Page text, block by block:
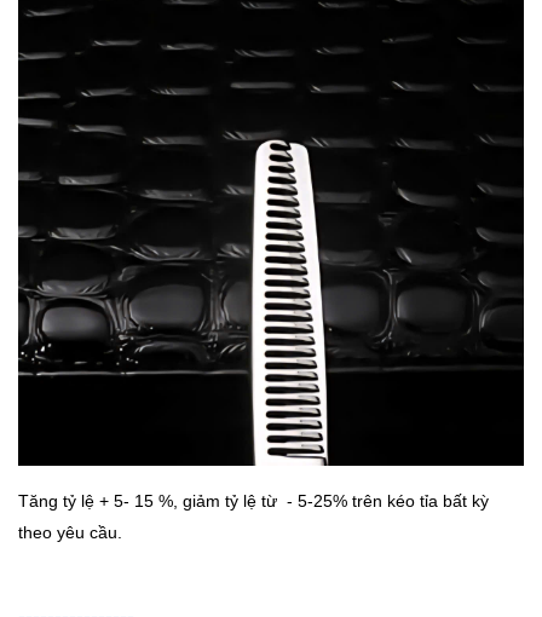
Tăng tỷ lệ + 5- 15 %, giảm tỷ lệ từ - 5-25% trên kéo tỉa bất kỳ
theo yêu cầu.